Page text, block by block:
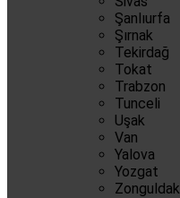
Şanlıurfa
Şırnak
Tekirdağ
Tokat
Trabzon
Tunceli
Uşak
Van
Yalova
Yozgat
Zonguldak